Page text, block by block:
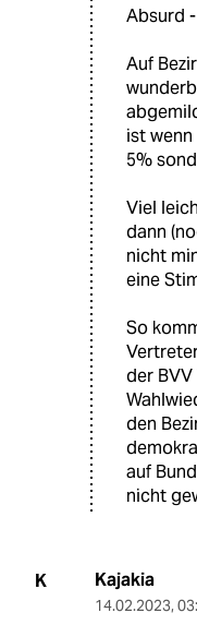
Absurd
Auf
ist
5%
Viel
dann
nicht
eine
So
der
den
auf
nicht
K Kajakia
14.02.2023,